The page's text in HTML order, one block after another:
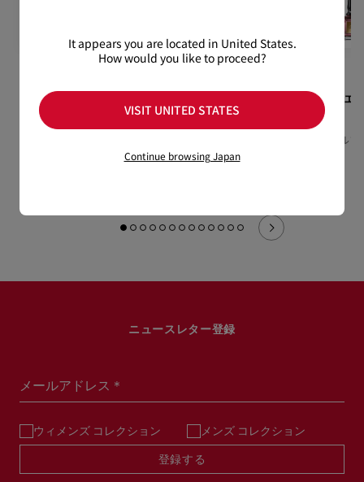
ミニチュアセッ
Loubiworld
Scent Library
Parfum 11 x 2 ml
イリスフェ
ッシュ
オードゥパル
ニュースレター登録
メールアドレス＊
ウィメンズ コレクション メンズ コレクション
登録する
It appears you are located in United States.
How would you like to proceed?
VISIT UNITED STATES
Continue browsing Japan